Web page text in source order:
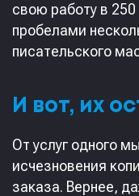
свою работу в
пробелами
писательского
И вот, их
От услуг одного
исчезновения
заказа. Вернее,